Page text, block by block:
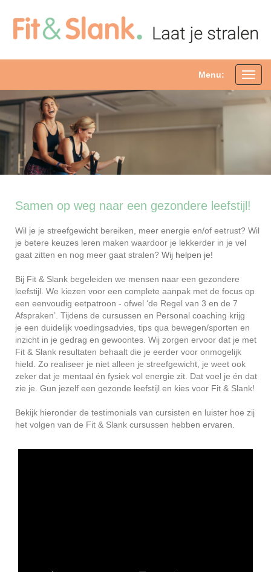
Menu:
Samen op weg naar een gezondere leefstijl!
Wil je je streefgewicht bereiken, meer energie en/of eetrust? Wil
je betere keuzes leren maken waardoor je lekkerder in je vel
gaat zitten en nog meer gaat stralen? Wij helpen je!
Bij Fit & Slank begeleiden we mensen naar een gezondere
leefstijl. We kiezen voor een complete aanpak met de focus op
een eenvoudig eetpatroon - ofwel ‘de Regel van 3 en de 7
Afspraken’. Tijdens de cursussen en Personal coaching krijg
je een duidelijk voedingsadvies, tips qua bewegen/sporten en
inzicht in je gedrag en gewoontes. Wij zorgen ervoor dat je met
Fit & Slank resultaten behaalt die je eerder voor onmogelijk
hield. Zo realiseer je niet alleen je streefgewicht, je weet ook
zeker dat je mentaal én fysiek vol energie zit. Dat voel je én dat
zie je. Gun jezelf een gezonde leefstijl en kies voor Fit & Slank!
Bekijk hieronder de testimonials van cursisten en luister hoe zij
het volgen van de Fit & Slank cursussen hebben ervaren.